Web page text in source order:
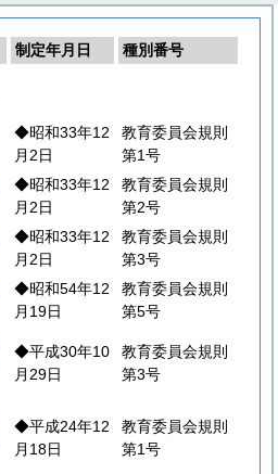
制定年月日
種別番号
◆昭和33年12
月2日
教育委員会規則
第1号
◆昭和33年12
月2日
教育委員会規則
第2号
◆昭和33年12
月2日
教育委員会規則
第3号
◆昭和54年12
月19日
教育委員会規則
第5号
◆平成30年10
月29日
教育委員会規則
第3号
◆平成24年12
月18日
教育委員会規則
第1号